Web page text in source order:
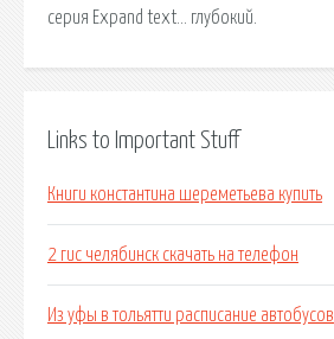
серия Expand text… глубокий.
Links to Important Stuff
Книги константина шереметьева купить
2 гис челябинск скачать на телефон
Из уфы в тольятти расписание автобусов